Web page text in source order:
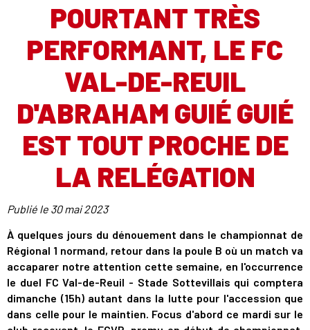
POURTANT TRÈS
PERFORMANT, LE FC
VAL-DE-REUIL
D'ABRAHAM GUIÉ GUIÉ
EST TOUT PROCHE DE
LA RELÉGATION
Publié le 30 mai 2023
À quelques jours du dénouement dans le championnat de
Régional 1 normand, retour dans la poule B où un match va
accaparer notre attention cette semaine, en l'occurrence
le duel FC Val-de-Reuil - Stade Sottevillais qui comptera
dimanche (15h) autant dans la lutte pour l'accession que
dans celle pour le maintien. Focus d'abord ce mardi sur le